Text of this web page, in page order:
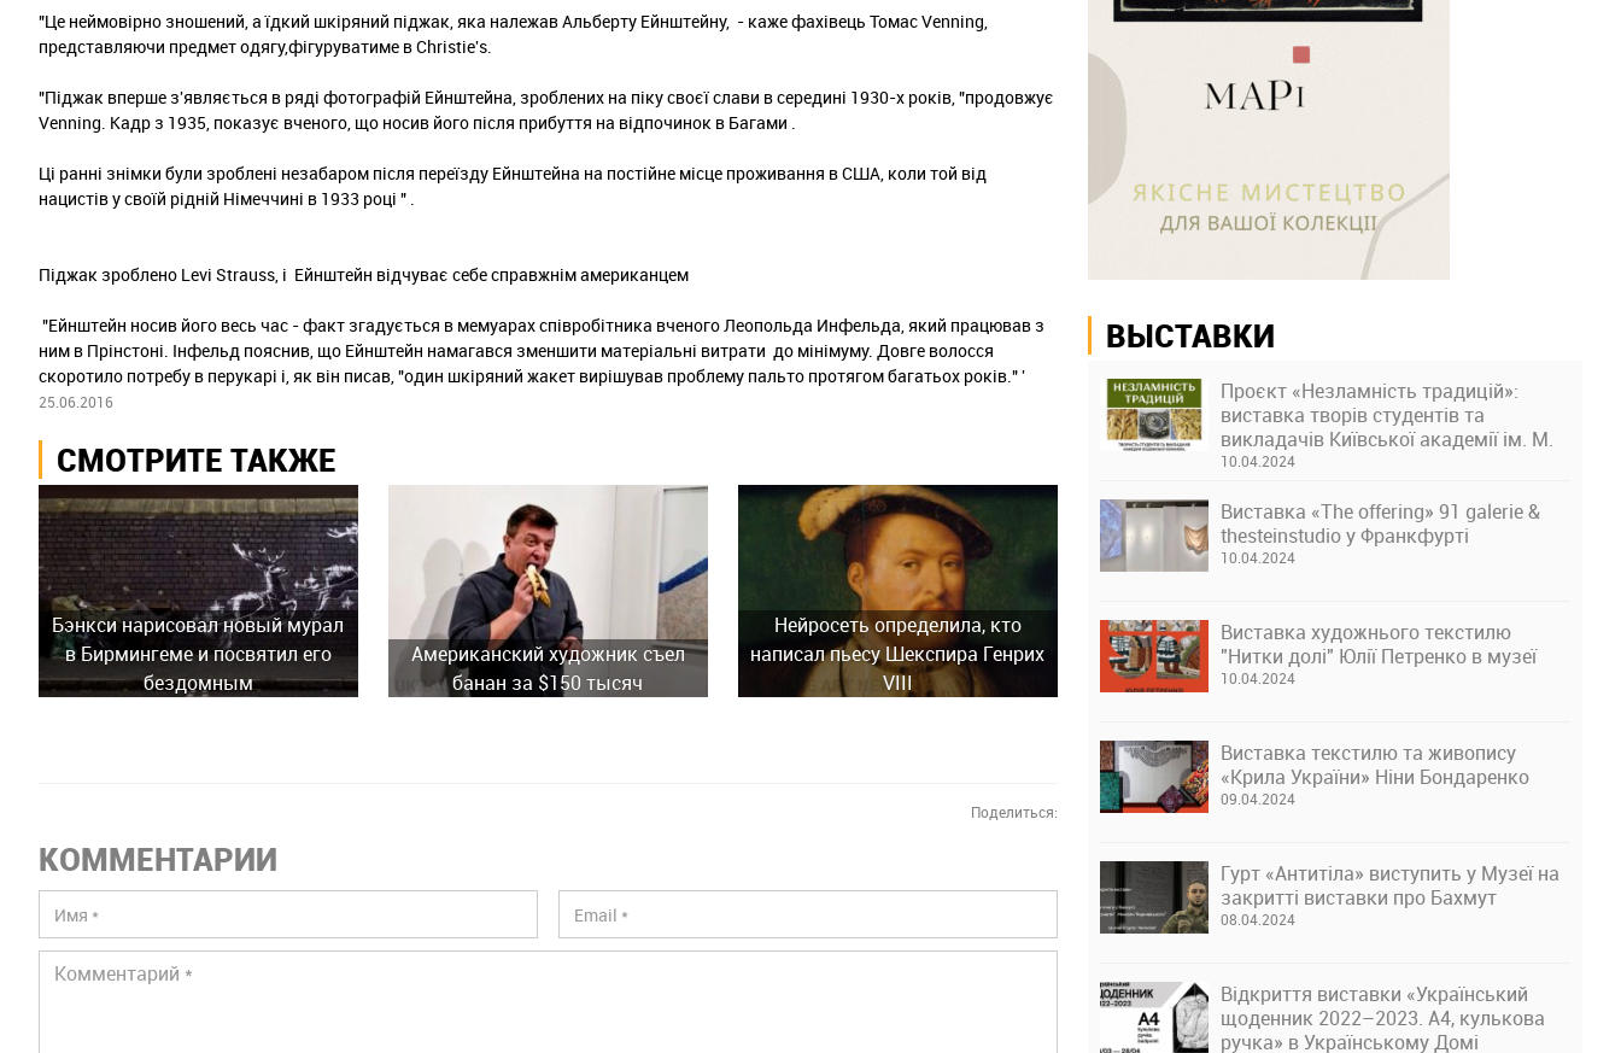
"Це неймовірно зношений, а їдкий шкіряний піджак, яка належав Альберту Ейнштейну, - каже фахівець Томас Venning,
представляючи предмет одягу,фігуруватиме в Сhristie's.
"Піджак вперше з'являється в ряді фотографій Ейнштейна, зроблених на піку своєї слави в середині 1930-х років, "продовжує
Venning. Кадр з 1935, показує вченого, що носив його після прибуття на відпочинок в Багами .
Ці ранні знімки були зроблені незабаром після переїзду Ейнштейна на постійне місце проживання в США, коли той від
нацистів у своїй рідній Німеччині в 1933 році " .
Піджак зроблено Levi Strauss, і Ейнштейн відчуває себе справжнім американцем
"Ейнштейн носив його весь час - факт згадується в мемуарах співробітника вченого Леопольда Инфельда, який працював з
ним в Прінстоні. Інфельд пояснив, що Ейнштейн намагався зменшити матеріальні витрати до мінімуму. Довге волосся
скоротило потребу в перукарі і, як він писав, "один шкіряний жакет вирішував проблему пальто протягом багатьох років." '
25.06.2016
СМОТРИТЕ ТАКЖЕ
Бэнкси нарисовал новый мурал
в Бирмингеме и посвятил его
бездомным
Американский художник съел
банан за $150 тысяч
Нейросеть определила, кто
написал пьесу Шекспира Генрих
VIII
Поделиться:
КОММЕНТАРИИ
ВЫСТАВКИ
Проєкт «Незламність традицій»:
виставка творів студентів та
викладачів Київської академії ім. М.
Бойчука
10.04.2024
Виставка «The offering» 91 galerie &
thesteinstudio у Франкфурті
10.04.2024
Виставка художнього текстилю
"Нитки долі" Юлії Петренко в музеї
10.04.2024
Виставка текстилю та живопису
«Крила України» Ніни Бондаренко
09.04.2024
Гурт «Антитіла» виступить у Музеї на
закритті виставки про Бахмут
08.04.2024
Відкриття виставки «Український
щоденник 2022–2023. А4, кулькова
ручка» в Українському Домі